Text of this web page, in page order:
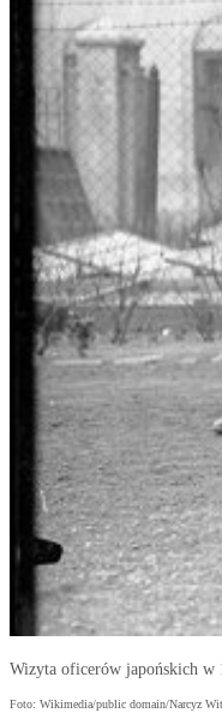
Wizyta oficerów japońskich
Foto: Wikimedia/public domain/Narcyz